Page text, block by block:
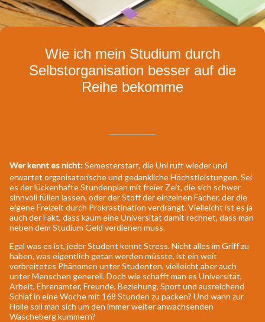
Wie ich mein Studium durch
Selbstorganisation besser auf die
Reihe bekomme
Wer kennt es nicht:Semesterstart, die Uni ruft wieder und
erwartet organisatorische und gedankliche Höchstleistungen. Sei
es der lückenhafte Stundenplan mit freier Zeit, die sich schwer
sinnvoll füllen lassen, oder der Stoff der einzelnen Fächer, der die
eigene Freizeit durch Prokrastination verdrängt. Vielleicht ist es ja
auch der Fakt, dass kaum eine Universität damit rechnet, dass man
neben dem Studium Geld verdienen muss.
Egal was es ist, jeder Student kennt Stress. Nicht alles im Griff zu
haben, was eigentlich getan werden müsste, ist ein weit
verbreitetes Phänomen unter Studenten, vielleicht aber auch
unter Menschen generell. Doch wie schafft man es Universität,
Arbeit, Ehrenämter, Freunde, Beziehung, Sport und ausreichend
Schlaf in eine Woche mit 168 Stunden zu packen? Und wann zur
Hölle soll man sich um den immer weiter anwachsenden
Wäscheberg kümmern?